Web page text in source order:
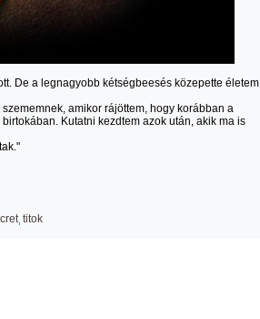
De a legnagyobb kétségbeesés közepette életem
amikor rájöttem, hogy korábban a
Kutatni kezdtem azok után, akik ma is
titok